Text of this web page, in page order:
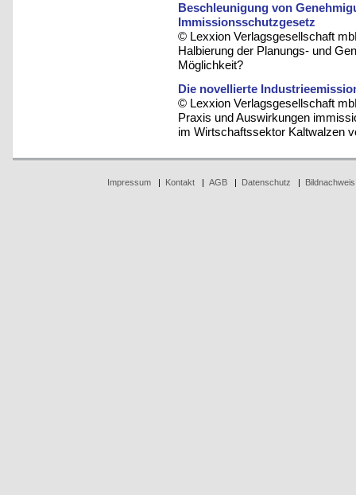
Beschleunigung von
Immissionsschutzgesetz
© Lexxion Verlagsgesellschaft
Halbierung der Planungs- und
Möglichkeit?
Die novellierte
© Lexxion Verlagsgesellschaft
Praxis und Auswirkungen
im Wirtschaftssektor Kaltwalzen
Impressum| Kontakt| AGB| Datenschutz | Bildnachweis